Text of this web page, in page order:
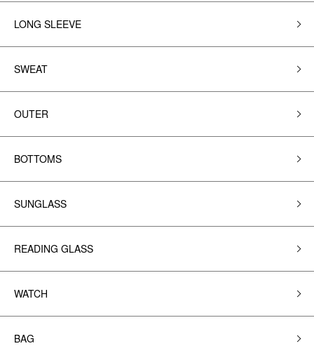
LONG SLEEVE
SWEAT
OUTER
BOTTOMS
SUNGLASS
READING GLASS
WATCH
BAG